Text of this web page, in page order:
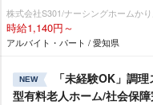
株式会社S301/ナーシングホームか
時給1,140円～
アルバイト・パート / 愛知県
NEW
「未経験OK」調
型有料老人ホーム/社会保